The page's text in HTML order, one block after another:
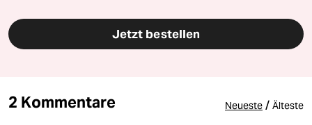
Jetzt bestellen
2 Kommentare Neueste / Älteste